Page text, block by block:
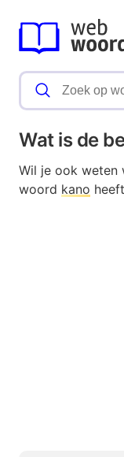
Wat is de
Wil je ook weten
woord kano